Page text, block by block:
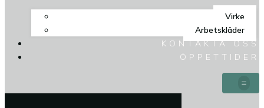
Virke
Arbetskläder
KONTAKTA OSS
ÖPPETTIDER